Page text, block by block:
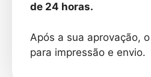
de 24 horas.
Após a sua aprovação,
para impressão e envio.